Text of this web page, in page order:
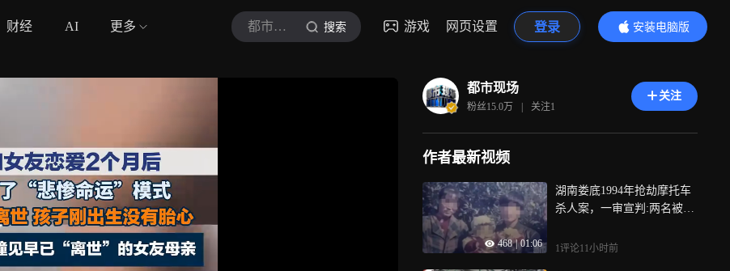
财经 AI 更多 都市现场 搜索 游戏 网页设置 登录
安装电脑版
内容更精彩
都市现场
粉丝15.0万 | 关注1
关注
作者最新视频
468 | 01:06
湖南娄底1994年抢劫摩托车
杀人案，一审宣判:两名被告
属将申请抗诉
1评论11小时前